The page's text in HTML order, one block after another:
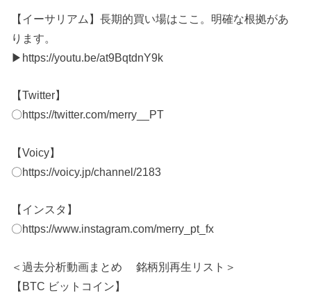
【イーサリアム】長期的買い場はここ。明確な根拠があ
ります。
▶https://youtu.be/at9BqtdnY9k
【Twitter】
〇https://twitter.com/merry__PT
【Voicy】
〇https://voicy.jp/channel/2183
【インスタ】
〇https://www.instagram.com/merry_pt_fx
＜過去分析動画まとめ 銘柄別再生リスト＞
【BTC ビットコイン】